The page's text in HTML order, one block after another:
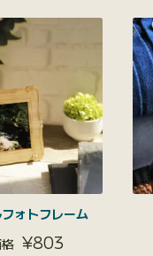
ォトフレーム
¥803